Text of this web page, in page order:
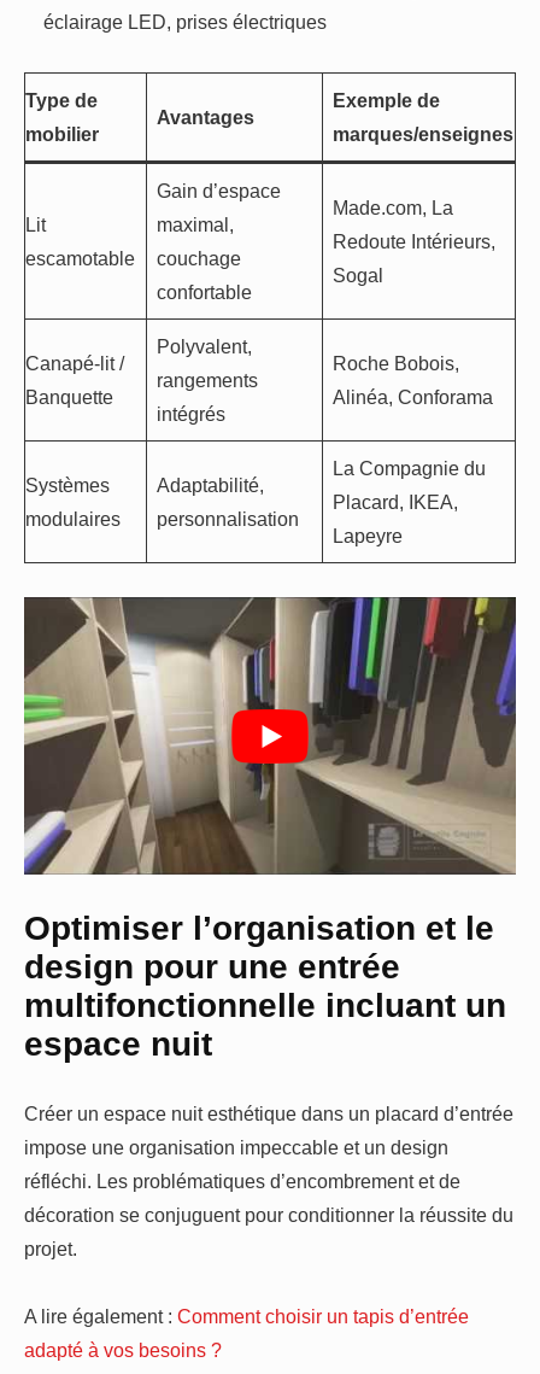
éclairage LED, prises électriques
Type de
mobilier
Avantages
Exemple de
marques/enseignes
Lit
escamotable
Gain d’espace
maximal,
couchage
confortable
Made.com, La
Redoute Intérieurs,
Sogal
Canapé-lit /
Banquette
Polyvalent,
rangements
intégrés
Roche Bobois,
Alinéa, Conforama
Systèmes
modulaires
Adaptabilité,
personnalisation
La Compagnie du
Placard, IKEA,
Lapeyre
Optimiser l’organisation et le
design pour une entrée
multifonctionnelle incluant un
espace nuit
Créer un espace nuit esthétique dans un placard d’entrée
impose une organisation impeccable et un design
réfléchi. Les problématiques d’encombrement et de
décoration se conjuguent pour conditionner la réussite du
projet.
A lire également : Comment choisir un tapis d’entrée
adapté à vos besoins ?